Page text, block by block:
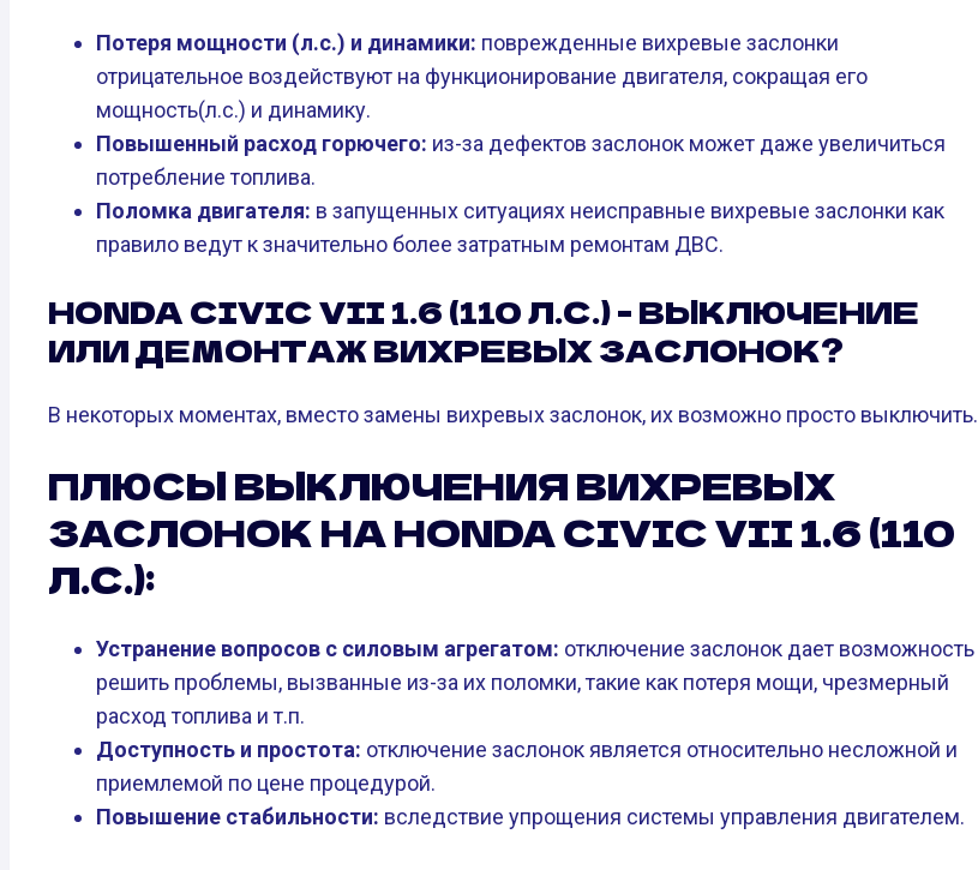
Потеря мощности (л.с.) и динамики: поврежденные вихревые заслонки
отрицательное воздействуют на функционирование двигателя, сокращая его
мощность(л.с.) и динамику.
Повышенный расход горючего: из-за дефектов заслонок может даже увеличиться
потребление топлива.
Поломка двигателя: в запущенных ситуациях неисправные вихревые заслонки как
правило ведут к значительно более затратным ремонтам ДВС.
HONDA CIVIC VII 1.6 (110 Л.С.) - ВЫКЛЮЧЕНИЕ
ИЛИ ДЕМОНТАЖ ВИХРЕВЫХ ЗАСЛОНОК?
В некоторых моментах, вместо замены вихревых заслонок, их возможно просто выключить.
ПЛЮСЫ ВЫКЛЮЧЕНИЯ ВИХРЕВЫХ
ЗАСЛОНОК НА HONDA CIVIC VII 1.6 (110
Л.С.):
Устранение вопросов с силовым агрегатом: отключение заслонок дает возможность
решить проблемы, вызванные из-за их поломки, такие как потеря мощи, чрезмерный
расход топлива и т.п.
Доступность и простота: отключение заслонок является относительно несложной и
приемлемой по цене процедурой.
Повышение стабильности: вследствие упрощения системы управления двигателем.